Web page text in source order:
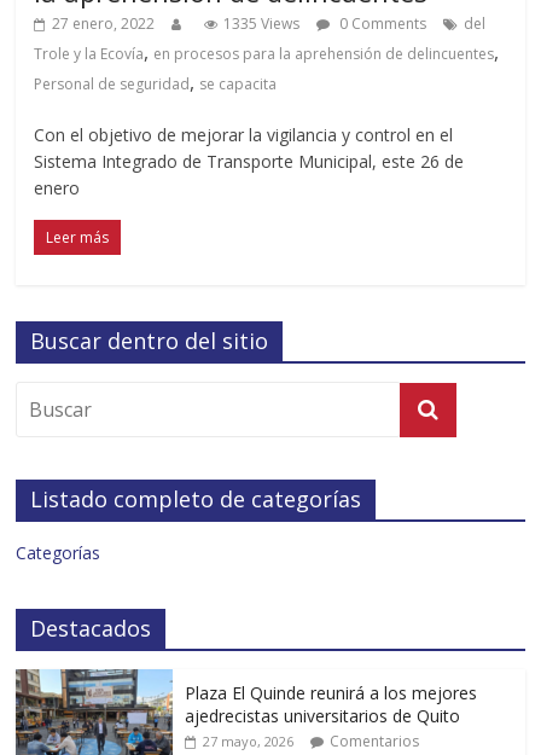
27 enero, 2022 1335 Views 0 Comments
del
Trole y la Ecovía, en procesos para la aprehensión de delincuentes,
Personal de seguridad, se capacita
Con el objetivo de mejorar la vigilancia y control en el
Sistema Integrado de Transporte Municipal, este 26 de
enero
Leer más
Buscar dentro del sitio
Listado completo de categorías
Categorías
Destacados
Plaza El Quinde reunirá a los mejores
ajedrecistas universitarios de Quito
27 mayo, 2026
Comentarios